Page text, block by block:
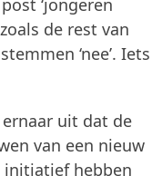
‘jongeren
de rest van
‘nee’. Iets
uit dat de
van een nieuw
initiatief hebben